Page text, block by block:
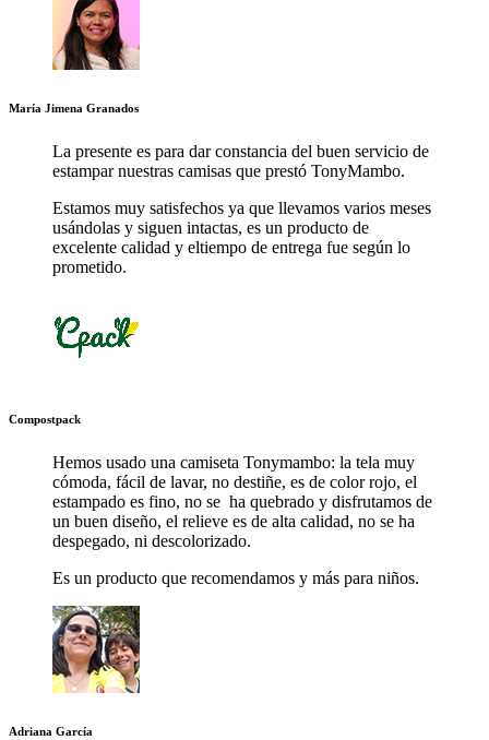
María Jimena Granados
La presente es para dar constancia del buen servicio de
estampar nuestras camisas que prestó TonyMambo.
Estamos muy satisfechos ya que llevamos varios meses
usándolas y siguen intactas, es un producto de
excelente calidad y eltiempo de entrega fue según lo
prometido.
Compostpack
Hemos usado una camiseta Tonymambo: la tela muy
cómoda, fácil de lavar, no destiñe, es de color rojo, el
estampado es fino, no se ha quebrado y disfrutamos de
un buen diseño, el relieve es de alta calidad, no se ha
despegado, ni descolorizado.
Es un producto que recomendamos y más para niños.
Adriana García